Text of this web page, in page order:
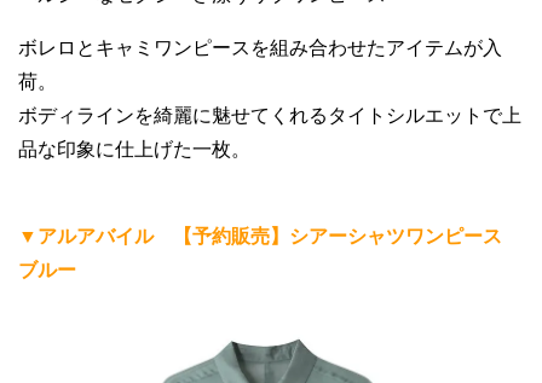
ボレロとキャミワンピースを組み合わせたアイテムが入
荷。
ボディラインを綺麗に魅せてくれるタイトシルエットで上
品な印象に仕上げた一枚。
▼アルアバイル 【予約販売】シアーシャツワンピース
ブルー